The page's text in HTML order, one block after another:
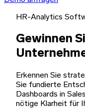
HR-Analytics
Gewinnen
Erkennen Sie
Sie fundierte
Dashboards in
nötige Klarheit für